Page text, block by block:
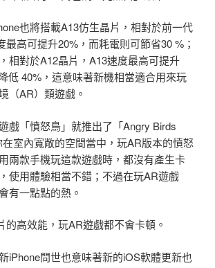
也將搭載A13仿生晶片，相對於前一代
最高可提升20%，而耗電則可節省30 %；
相對於A12晶片，A13速度最高可提升
低 40%，這意味著新機相當適合用來玩
（AR）類遊戲。
戲「憤怒鳥」就推出了「Angry Birds
室內寬敞的空間當中，玩AR版本的憤怒
兩款手機玩這款遊戲時，都沒有產生卡
使用體驗相當不錯；不過在玩AR遊戲
有一點點的熱。
的高效能，玩AR遊戲都不會卡頓。
iPhone問世也意味著新的iOS軟體更新也